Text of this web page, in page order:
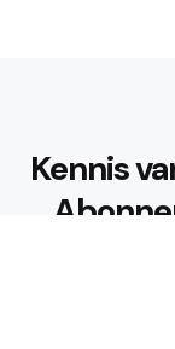
Kennis